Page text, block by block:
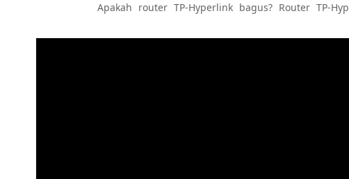
Apakah router TP-Hyperlink bagus? Router TP-